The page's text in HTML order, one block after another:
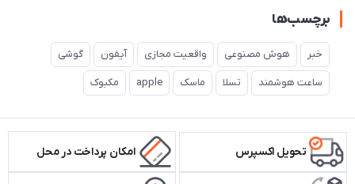
برچسب‌ها
خبر هوش مصنوعی واقعیت مجازی آیفون گوشی
ساعت هوشمند تسلا ماسک apple مکبوک
تحویل اکسپرس امکان پرداخت در محل